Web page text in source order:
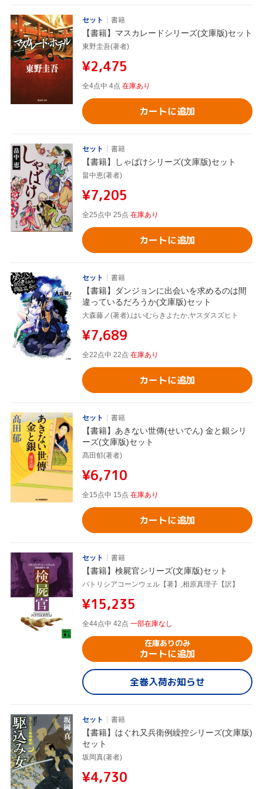
セット 書籍
【書籍】マスカレードシリーズ(文庫版)セット
東野圭吾(著者)
¥2,475
全4点中 4点 在庫あり
カートに追加
セット 書籍
【書籍】しゃばけシリーズ(文庫版)セット
畠中恵(著者)
¥7,205
全25点中 25点 在庫あり
カートに追加
セット 書籍
【書籍】ダンジョンに出会いを求めるのは間
違っているだろうか(文庫版)セット
大森藤ノ(著者),はいむらきよたか,ヤスダスズヒト
¥7,689
全22点中 22点 在庫あり
カートに追加
セット 書籍
【書籍】あきない世傳(せいでん) 金と銀シリ
ーズ(文庫版)セット
髙田郁(著者)
¥6,710
全15点中 15点 在庫あり
カートに追加
セット 書籍
【書籍】検屍官シリーズ(文庫版)セット
パトリシアコーンウェル【著】,相原真理子【訳】
¥15,235
全44点中 42点 一部在庫なし
在庫ありのみ
カートに追加
全巻入荷お知らせ
セット 書籍
【書籍】はぐれ又兵衛例繰控シリーズ(文庫版)
セット
坂岡真(著者)
¥4,730